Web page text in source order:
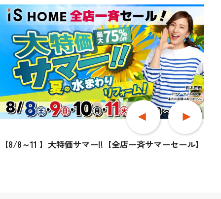
【8/8～11 】大特価サマー!!【全店一斉サマーセール】